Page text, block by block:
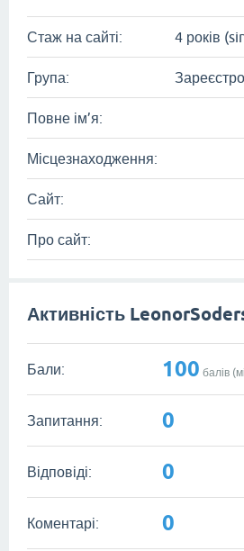
Стаж на сайті: 4 років
Група:
Повне ім’я:
Місцезнаходження:
Сайт:
Про сайт:
Активність
Бали: 100 балів
Запитання: 0
Відповіді: 0
Коментарі: 0